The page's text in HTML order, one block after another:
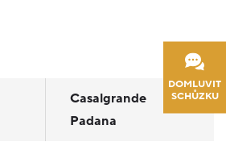
DOMLUVIT
SCHŮZKU
Casalgrande
Padana